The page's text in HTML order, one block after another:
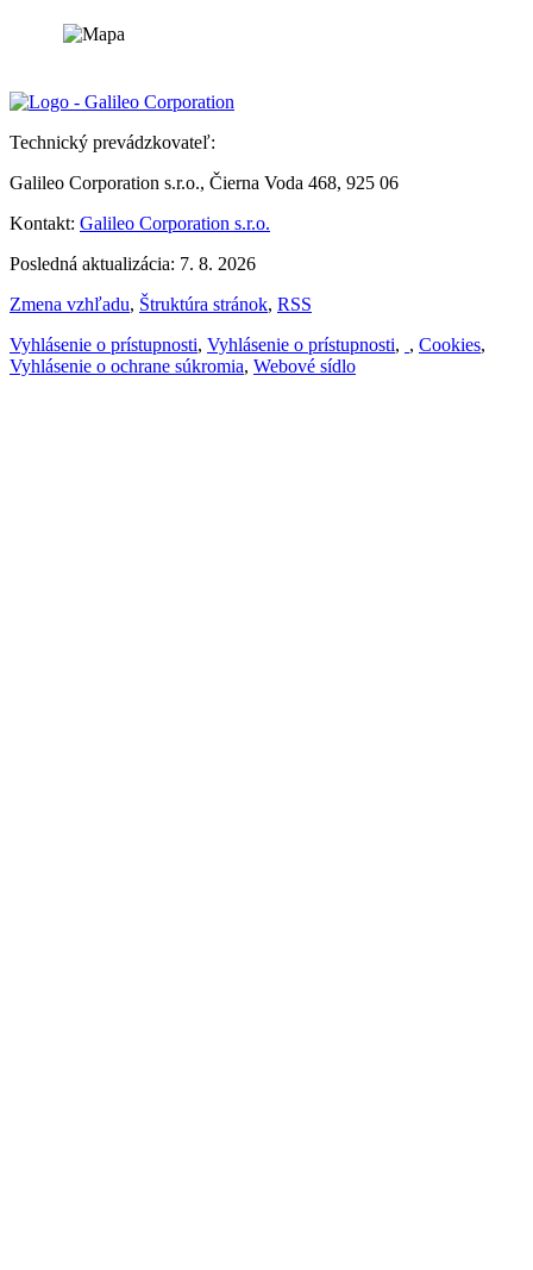
Technický prevádzkovateľ:
Galileo Corporation s.r.o., Čierna Voda 468, 925 06
Kontakt: Galileo Corporation s.r.o.
Posledná aktualizácia: 7. 8. 2026
Zmena vzhľadu, Štruktúra stránok, RSS
Vyhlásenie o prístupnosti, Vyhlásenie o prístupnosti, , Cookies,
Vyhlásenie o ochrane súkromia, Webové sídlo